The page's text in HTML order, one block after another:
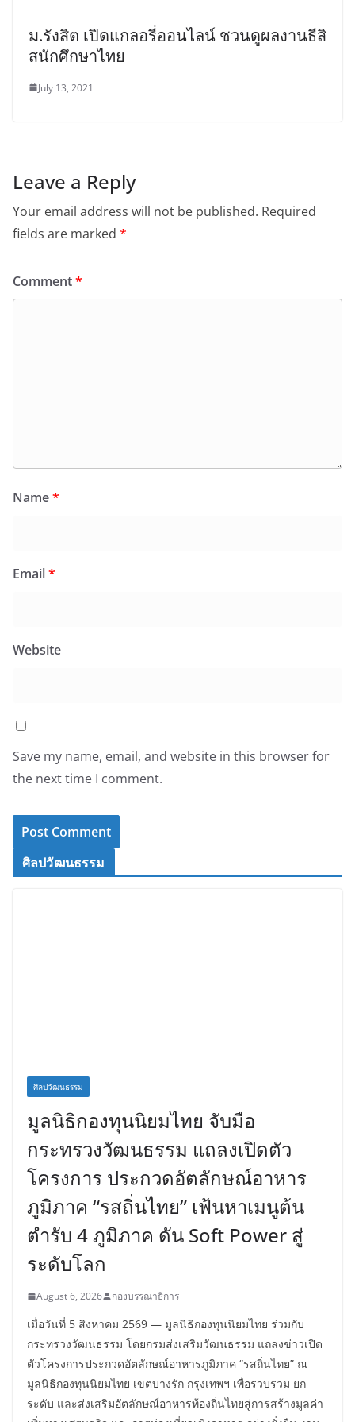
ม.รังสิต เปิดแกลอรี่ออนไลน์ ชวนดูผลงานธีสิ
สนักศึกษาไทย
July 13, 2021
Leave a Reply
Your email address will not be published. Required
fields are marked *
Comment*
Name*
Email*
Website
Save my name, email, and website in this browser for
the next time I comment.
ศิลปวัฒนธรรม
ศิลปวัฒนธรรม
มูลนิธิกองทุนนิยมไทย จับมือ
กระทรวงวัฒนธรรม แถลงเปิดตัว
โครงการ ประกวดอัตลักษณ์อาหาร
ภูมิภาค “รสถิ่นไทย” เฟ้นหาเมนูต้น
ตำรับ 4 ภูมิภาค ดัน Soft Power สู่
ระดับโลก
August 6, 2026 กองบรรณาธิการ
เมื่อวันที่ 5 สิงหาคม 2569 — มูลนิธิกองทุนนิยมไทย ร่วมกับ
กระทรวงวัฒนธรรม โดยกรมส่งเสริมวัฒนธรรม แถลงข่าวเปิด
ตัวโครงการประกวดอัตลักษณ์อาหารภูมิภาค “รสถิ่นไทย” ณ
มูลนิธิกองทุนนิยมไทย เขตบางรัก กรุงเทพฯ เพื่อรวบรวม ยก
ระดับ และส่งเสริมอัตลักษณ์อาหารท้องถิ่นไทยสู่การสร้างมูลค่า